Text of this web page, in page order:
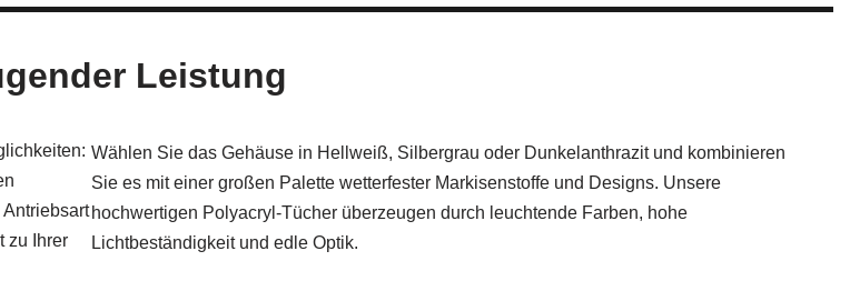
Leistung
zu Ihrer
Wählen Sie das Gehäuse in Hellweiß, Silbergrau oder Dunkelanthrazit und kombinieren
Sie es mit einer großen Palette wetterfester Markisenstoffe und Designs. Unsere
hochwertigen Polyacryl-Tücher überzeugen durch leuchtende Farben, hohe
Lichtbeständigkeit und edle Optik.